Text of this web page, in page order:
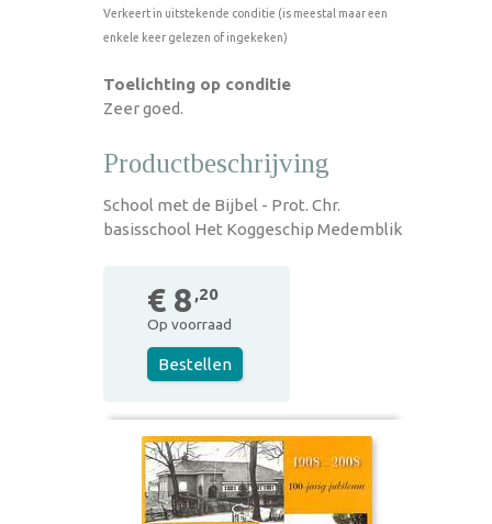
Verkeert in uitstekende conditie (is meestal maar een
enkele keer gelezen of ingekeken)
Toelichting op conditie
Zeer goed.
Productbeschrijving
School met de Bijbel - Prot. Chr.
basisschool Het Koggeschip Medemblik
€ 8 ,20
Op voorraad
Bestellen